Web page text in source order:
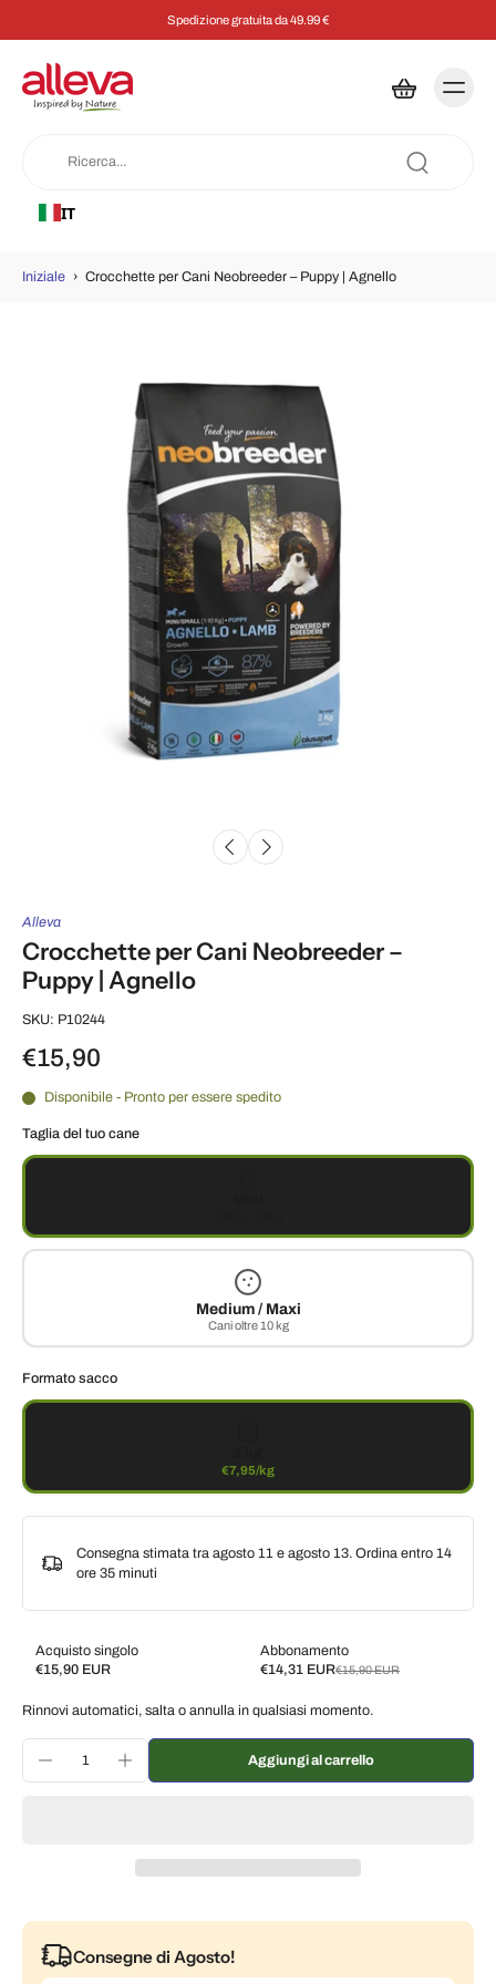
Spedizione gratuita da 49.99 €
IT
Iniziale › Crocchette per Cani Neobreeder – Puppy | Agnello
Alleva
Crocchette per Cani Neobreeder –
Puppy | Agnello
SKU: P10244
€15,90
Disponibile - Pronto per essere spedito
Taglia del tuo cane
Medium / Maxi
Cani oltre 10 kg
Formato sacco
€7,95/kg
Consegna stimata tra agosto 11 e agosto 13. Ordina entro 14
ore 35 minuti
Acquisto singolo
€15,90 EUR
Abbonamento
€14,31 EUR€15,90 EUR
Subscribe and save
Consegna ogni 3 settimane, 7% di sconto
Consegna ogni mese, 5% di sconto
€15,11 EUR
Rinnovi automatici, salta o annulla in qualsiasi momento.
Aggiungi al carrello
Consegne di Agosto!